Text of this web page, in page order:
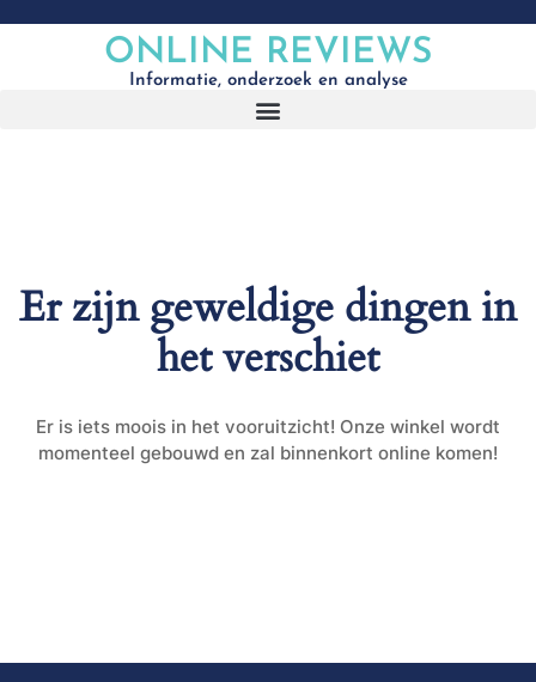
ONLINE REVIEWS
Informatie, onderzoek en analyse
Er zijn geweldige dingen in
het verschiet
Er is iets moois in het vooruitzicht! Onze winkel wordt
momenteel gebouwd en zal binnenkort online komen!